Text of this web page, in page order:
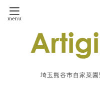
埼玉熊谷市自家菜